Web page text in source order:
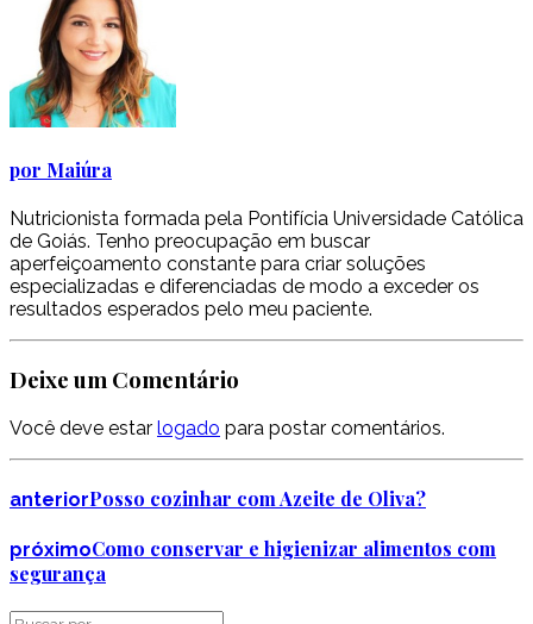
por Maiúra
Nutricionista formada pela Pontifícia Universidade Católica
de Goiás. Tenho preocupação em buscar
aperfeiçoamento constante para criar soluções
especializadas e diferenciadas de modo a exceder os
resultados esperados pelo meu paciente.
Deixe um Comentário
Você deve estar logado para postar comentários.
anteriorPosso cozinhar com Azeite de Oliva?
próximoComo conservar e higienizar alimentos com
segurança